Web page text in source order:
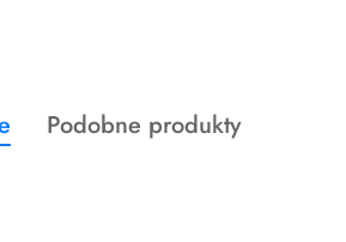
produktów
Produkty
Podobne produkty